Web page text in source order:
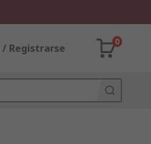
Registrarse
0